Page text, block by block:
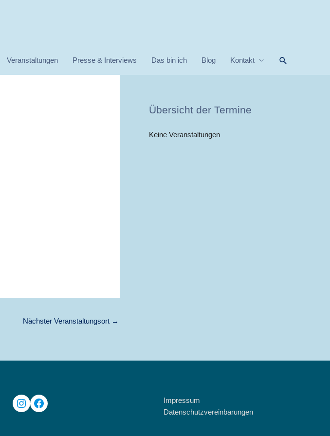
Veranstaltungen Presse & Interviews Das bin ich Blog Kontakt Suchen
Nächster Veranstaltungsort →
Übersicht der Termine
Keine Veranstaltungen
Instagram
Facebook
Impressum
Datenschutzvereinbarungen